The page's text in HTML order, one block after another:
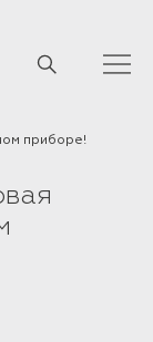
приборе!